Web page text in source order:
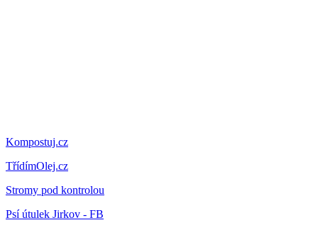
Kompostuj.cz
TřídímOlej.cz
Stromy pod kontrolou
Psí útulek Jirkov - FB